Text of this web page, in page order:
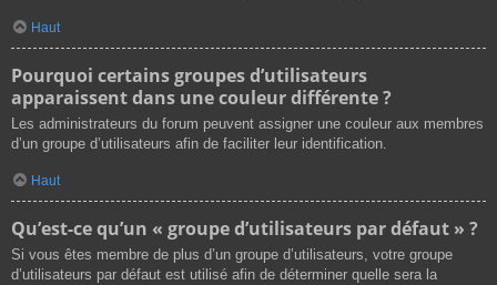
Haut
Pourquoi certains groupes d’utilisateurs
apparaissent dans une couleur différente ?
Les administrateurs du forum peuvent assigner une couleur aux membres
d’un groupe d’utilisateurs afin de faciliter leur identification.
Haut
Qu’est-ce qu’un « groupe d’utilisateurs par défaut » ?
Si vous êtes membre de plus d’un groupe d’utilisateurs, votre groupe
d’utilisateurs par défaut est utilisé afin de déterminer quelle sera la